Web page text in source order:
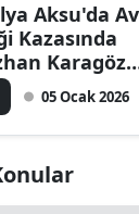
Aksu'da Av
Kazasında
Karagöz
Kaybetti
05 Ocak 2026